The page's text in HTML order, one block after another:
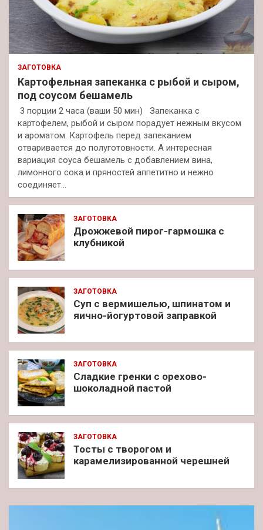
ЗАГОТОВКА
Картофельная запеканка с рыбой и сыром,
под соусом бешамель
3 порции 2 часа (ваши 50 мин) Запеканка с
картофелем, рыбой и сыром порадует нежным вкусом
и ароматом. Картофель перед запеканием
отваривается до полуготовности. А интересная
вариация соуса бешамель с добавлением вина,
лимонного сока и пряностей аппетитно и нежно
соединяет…
ЗАГОТОВКА
Дрожжевой пирог-гармошка с
клубникой
ЗАГОТОВКА
Суп с вермишелью, шпинатом и
яично-йогуртовой заправкой
ЗАГОТОВКА
Сладкие гренки с орехово-
шоколадной пастой
ЗАГОТОВКА
Тосты с творогом и
карамелизированной черешней